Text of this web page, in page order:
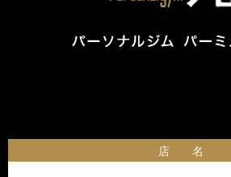
店 名